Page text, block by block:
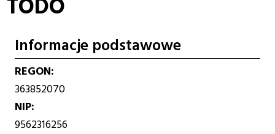
nawigacyjna
Informacje podstawowe
REGON
363852070
NIP
9562316256